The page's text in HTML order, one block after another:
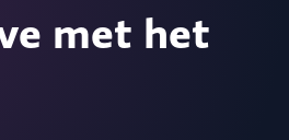
met het